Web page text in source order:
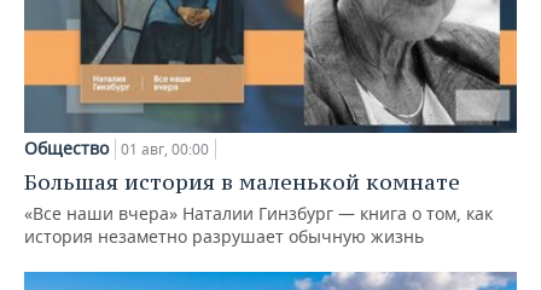
Общество 01 авг, 00:00
Большая история в маленькой комнате
«Все наши вчера» Наталии Гинзбург — книга о том, как
история незаметно разрушает обычную жизнь